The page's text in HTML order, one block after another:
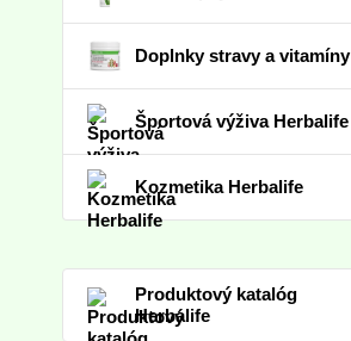
Doplnky stravy a vitamíny
Športová výživa Herbalife
Kozmetika Herbalife
Produktový katalóg
Herbalife